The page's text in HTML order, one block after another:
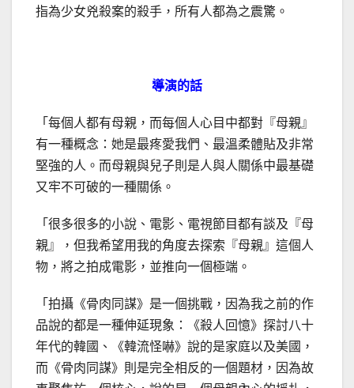
指為少女兇殺案的殺手，所有人都為之震驚。
導演的話
「每個人都有母親，而每個人心目中都對『母親』
有一種概念：她是最疼愛我們、最溫柔體貼及非常
堅強的人。而母親與兒子則是人與人關係中最基礎
又牢不可破的一種關係。
「很多很多的小說、電影、電視節目都有談及『母
親』，但我希望用我的角度去探索『母親』這個人
物，將之拍成電影，並推向一個極端。
「拍攝《骨肉同謀》是一個挑戰，因為我之前的作
品說的都是一種伸延現象：《殺人回憶》探討八十
年代的韓國、《韓流怪嚇》說的是家庭以及美國，
而《骨肉同謀》則是完全相反的一個題材，因為故